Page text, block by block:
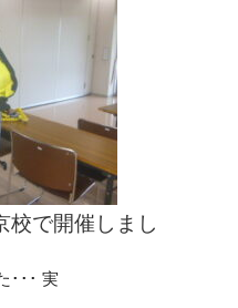
で開催しまし
･･･ 実